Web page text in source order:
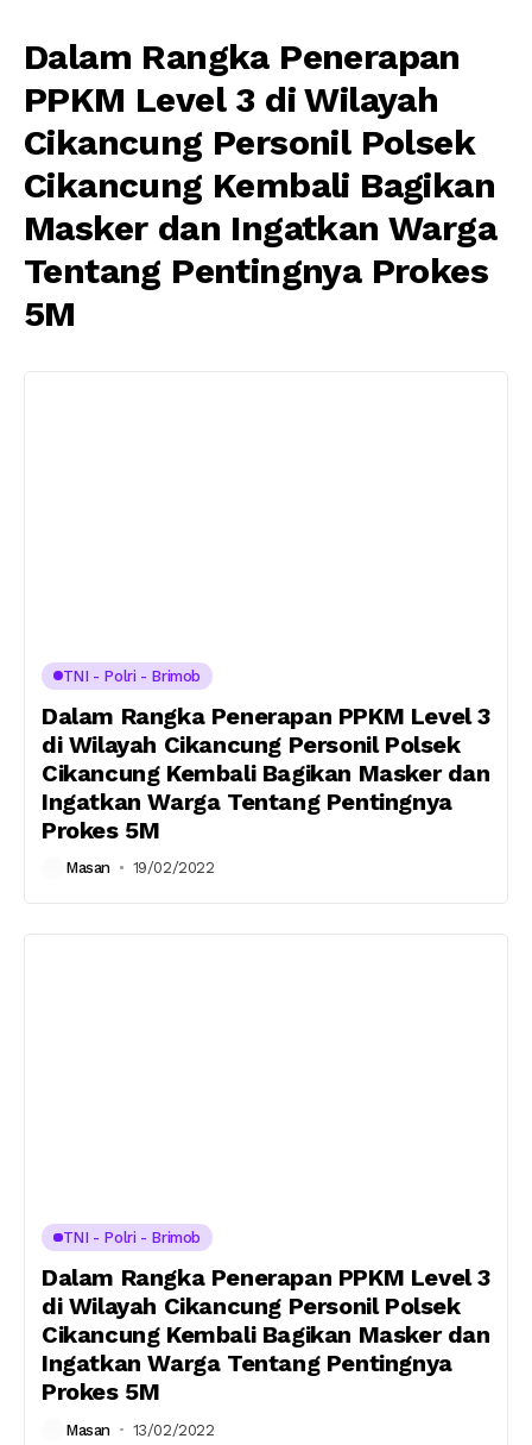
Dalam Rangka Penerapan
PPKM Level 3 di Wilayah
Cikancung Personil Polsek
Cikancung Kembali Bagikan
Masker dan Ingatkan Warga
Tentang Pentingnya Prokes
5M
TNI - Polri - Brimob
Dalam Rangka Penerapan PPKM Level 3
di Wilayah Cikancung Personil Polsek
Cikancung Kembali Bagikan Masker dan
Ingatkan Warga Tentang Pentingnya
Prokes 5M
Masan 19/02/2022
TNI - Polri - Brimob
Dalam Rangka Penerapan PPKM Level 3
di Wilayah Cikancung Personil Polsek
Cikancung Kembali Bagikan Masker dan
Ingatkan Warga Tentang Pentingnya
Prokes 5M
Masan 13/02/2022